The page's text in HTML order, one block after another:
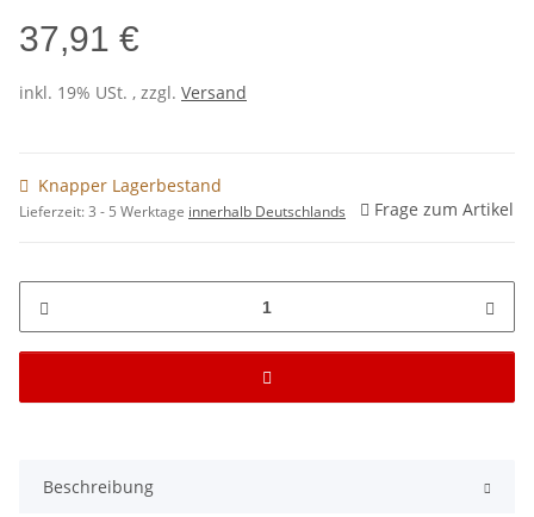
37,91 €
inkl. 19% USt. , zzgl. Versand
Knapper Lagerbestand
Lieferzeit:3 - 5 Werktage innerhalb Deutschlands Frage zum Artikel
Beschreibung